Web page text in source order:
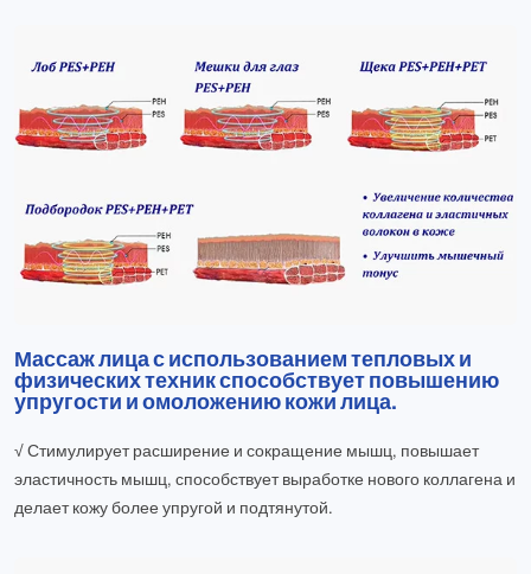
Массаж лица с использованием тепловых и
физических техник способствует повышению
упругости и омоложению кожи лица.
√ Стимулирует расширение и сокращение мышц, повышает
эластичность мышц, способствует выработке нового коллагена и
делает кожу более упругой и подтянутой.